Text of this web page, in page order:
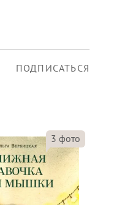
ПОДПИСАТЬСЯ
3 фото